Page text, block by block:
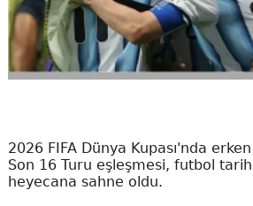
2026 FIFA Dünya Kupası'nda
Son 16 Turu eşleşmesi, futbol
heyecana sahne oldu.